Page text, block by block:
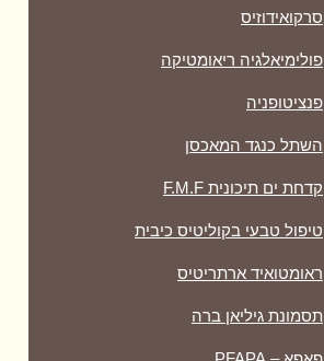
סרקואידוזיס
פולימיאלגיה ריאומטיקה
‏פנציטופניה
השתל כנגד המאכסן
קדחת ים תיכונית F.M.F
טיפול טבעי בקוליטיס כיבית
ראומטואיד ארתריטיס
תסמונת גיליאן ברה